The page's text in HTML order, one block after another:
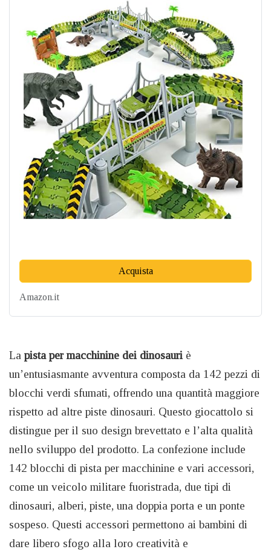
Acquista
Amazon.it
La pista per macchinine dei dinosauriè
un’entusiasmante avventura composta da 142 pezzi di
blocchi verdi sfumati, offrendo una quantità maggiore
rispetto ad altre piste dinosauri. Questo giocattolo si
distingue per il suo design brevettato e l’alta qualità
nello sviluppo del prodotto. La confezione include
142 blocchi di pista per macchinine e vari accessori,
come un veicolo militare fuoristrada, due tipi di
dinosauri, alberi, piste, una doppia porta e un ponte
sospeso. Questi accessori permettono ai bambini di
dare libero sfogo alla loro creatività e